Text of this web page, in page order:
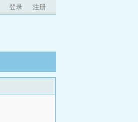
登录 注册